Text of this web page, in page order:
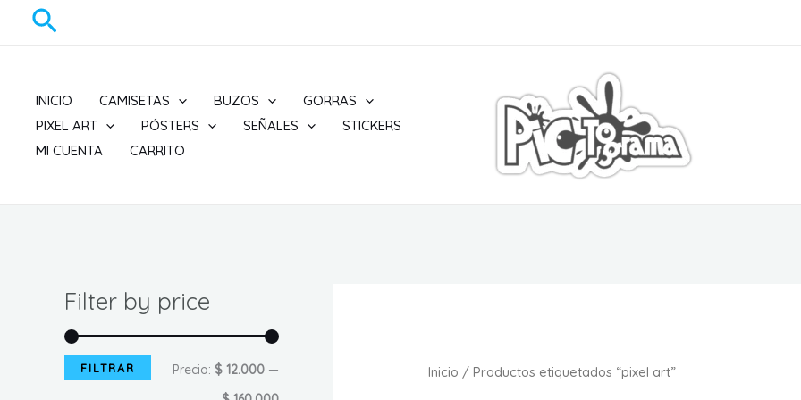
Buscar
INICIO CAMISETAS BUZOS
GORRAS
PIXEL ART
PÓSTERS SEÑALES
STICKERS
MI CUENTA
CARRITO
Filter by price
FILTRAR Precio: $ 12.000 —
Inicio / Productos etiquetados “pixel art”